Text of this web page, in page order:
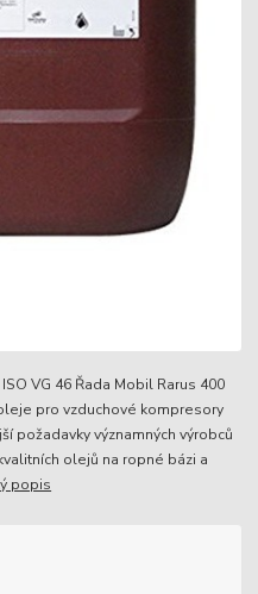
VG 46 Řada Mobil Rarus 400
pro vzduchové kompresory
požadavky významných výrobců
olejů na ropné bázi a
popis